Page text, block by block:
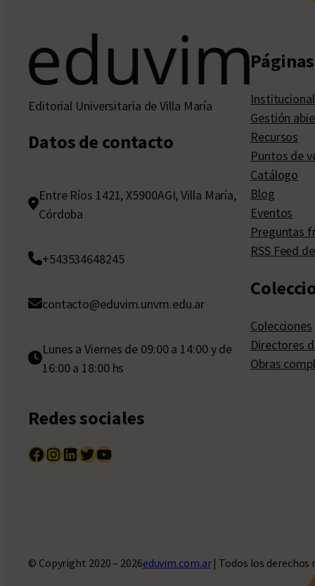
Editorial Universitaria de Villa María
Datos de contacto
Entre Ríos 1421, X5900AGI, Villa María,
Córdoba
+543534648245
contacto@eduvim.unvm.edu.ar
Lunes a Viernes de 09:00 a 14:00 y de
16:00 a 18:00 hs
Redes sociales
Facebook InstagramLinkedIn Twitter YouTube
Institucional
Gestión
Recursos
Puntos de
Catálogo
Blog
Eventos
Preguntas
RSS Feed
Colecciones
Directores
Obras
© Copyright 2020 – 2026eduvim.com.ar| Todos los derechos